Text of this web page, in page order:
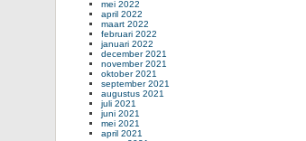
mei 2022
april 2022
maart 2022
februari 2022
januari 2022
december 2021
november 2021
oktober 2021
september 2021
augustus 2021
juli 2021
juni 2021
mei 2021
april 2021